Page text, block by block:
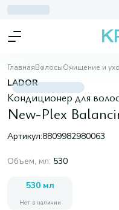
ГлавнаяВолосыОчищение и
LADOR
Кондиционер для
New-Plex
Артикул:8809982980063
Объем, мл: 530
530 мл
Нет в наличии